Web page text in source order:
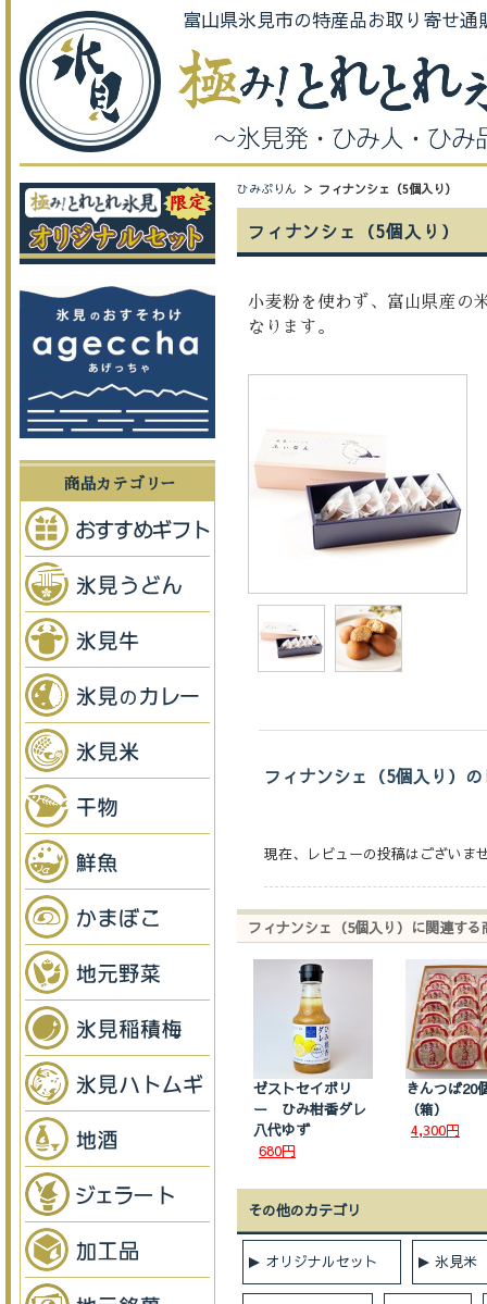
富山県氷見市の特産品お取り寄せ通
ひみぷりん フィナンシェ（5個入り）
フィナンシェ（5個入り）
小麦粉を使わず、富山県産の
なります。
フィナンシェ（5個入り）
現在、レビューの投稿はございま
フィナンシェ（5個入り）に関連する
ゼストセイボリ
ー ひみ柑香ダレ
八代ゆず
680円
きんつば20
（箱）
4,300円
その他のカテゴリ
オリジナルセット 氷見米
商品カテゴリー